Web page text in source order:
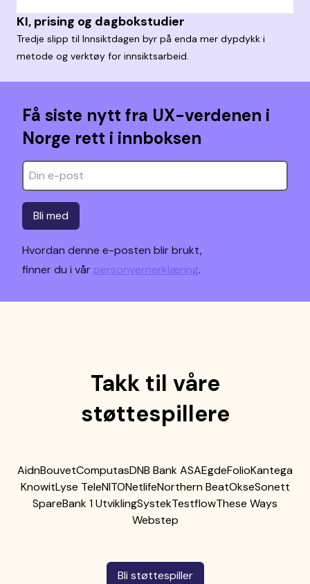
KI, prising og dagbokstudier
Tredje slipp til Innsiktdagen byr på enda mer dypdykk i
metode og verktøy for innsiktsarbeid.
Få siste nytt fra UX-verdenen i
Norge rett i innboksen
Bli med
Hvordan denne e-posten blir brukt,
finner du i vår personvernerklæring.
Takk til våre
støttespillere
AidnBouvetComputasDNB Bank ASAEgdeFolioKantega
KnowitLyse TeleNITONetlifeNorthern BeatOkseSonett
SpareBank 1 UtviklingSystekTestflowThese Ways
Webstep
Bli støttespiller